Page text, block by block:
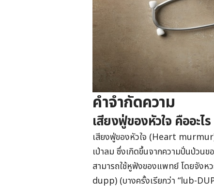
คำจำกัดความ
เสียงฟู่ของหัวใจ คืออะไร
เสียงฟู่ของหัวใจ (Heart murmur)
เป่าลม ซึ่งเกิดขึ้นจากความปั่นป่วน
สามารถใช้หูฟังของแพทย์ โดยจังห
dupp) (บางครั้งเรียกว่า “lub-